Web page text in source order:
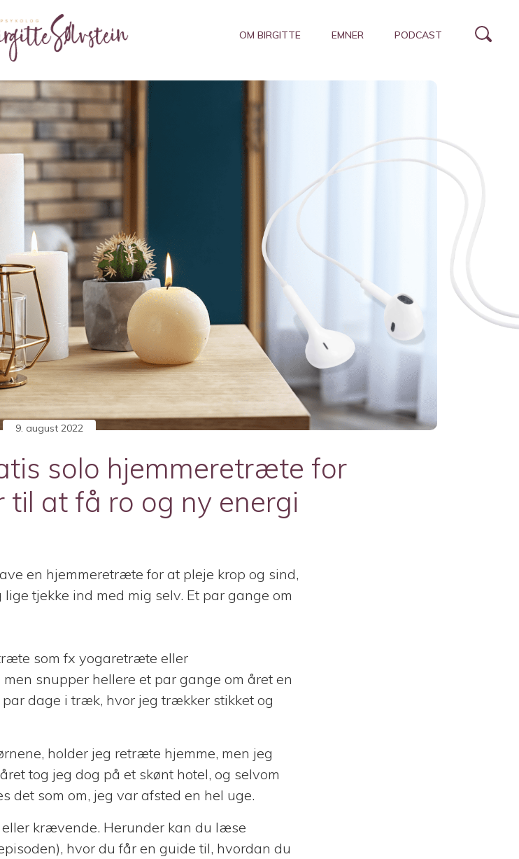
OM BIRGITTE EMNER PODCAST
9. august 2022
solo hjemmeretræte for
at få ro og ny energi
en hjemmeretræte for at pleje krop og sind,
tjekke ind med mig selv. Et par gange om
som fx yogaretræte eller
snupper hellere et par gange om året en
dage i træk, hvor jeg trækker stikket og
holder jeg retræte hjemme, men jeg
tog jeg dog på et skønt hotel, og selvom
det som om, jeg var afsted en hel uge.
krævende. Herunder kan du læse
hvor du får en guide til, hvordan du